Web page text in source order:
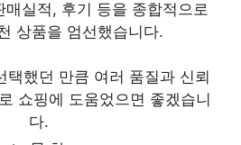
실적, 후기 등을 종합적으로
상품을 엄선했습니다.
택했던 만큼 여러 품질과 신뢰
쇼핑에 도움었으면 좋겠습니
다.